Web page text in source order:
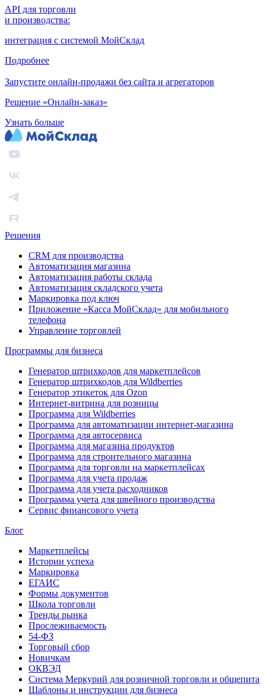
API для торговли
и производства:
интеграция с системой МойСклад
Подробнее
Запустите онлайн-продажи без сайта и агрегаторов
Решение «Онлайн-заказ»
Узнать больше
Решения
CRM для производства
Автоматизация магазина
Автоматизация работы склада
Автоматизация складского учета
Маркировка под ключ
Приложение «Касса МойСклад» для мобильного
телефона
Управление торговлей
Программы для бизнеса
Генератор штрихкодов для маркетплейсов
Генератор штрихкодов для Wildberries
Генератор этикеток для Ozon
Интернет-витрина для розницы
Программа для Wildberries
Программа для автоматизации интернет-магазина
Программа для автосервиса
Программа для магазина продуктов
Программа для строительного магазина
Программа для торговли на маркетплейсах
Программа для учета продаж
Программа для учета расходников
Программа учета для швейного производства
Сервис финансового учета
Блог
Маркетплейсы
Истории успеха
Маркировка
ЕГАИС
Формы документов
Школа торговли
Тренды рынка
Прослеживаемость
54-ФЗ
Торговый сбор
Новичкам
ОКВЭД
Система Меркурий для розничной торговли и общепита
Шаблоны и инструкции для бизнеса